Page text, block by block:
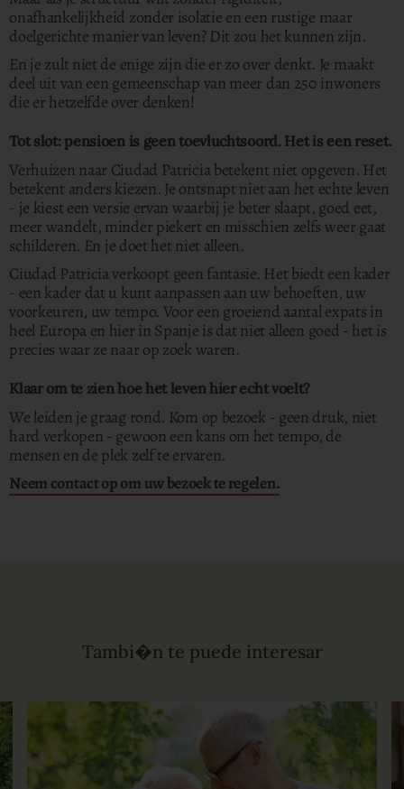
onafhankelijkheid zonder isolatie en een rustige maar
doelgerichte manier van leven? Dit zou het kunnen zijn.
En je zult niet de enige zijn die er zo over denkt. Je maakt
deel uit van een gemeenschap van meer dan 250 inwoners
die er hetzelfde over denken!
Tot slot: pensioen is geen toevluchtsoord. Het is een reset.
Verhuizen naar Ciudad Patricia betekent niet opgeven. Het
betekent anders kiezen. Je ontsnapt niet aan het echte leven
- je kiest een versie ervan waarbij je beter slaapt, goed eet,
meer wandelt, minder piekert en misschien zelfs weer gaat
schilderen. En je doet het niet alleen.
Ciudad Patricia verkoopt geen fantasie. Het biedt een kader
- een kader dat u kunt aanpassen aan uw behoeften, uw
voorkeuren, uw tempo. Voor een groeiend aantal expats in
heel Europa en hier in Spanje is dat niet alleen goed - het is
precies waar ze naar op zoek waren.
Klaar om te zien hoe het leven hier echt voelt?
We leiden je graag rond. Kom op bezoek - geen druk, niet
hard verkopen - gewoon een kans om het tempo, de
mensen en de plek zelf te ervaren.
Neem contact op om uw bezoek te regelen.
Tambi�n te puede interesar